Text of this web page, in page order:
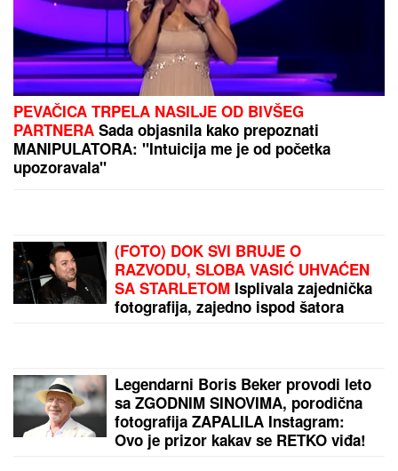
KOLAČ SA BOROVNICAMA:Mekan, sočan i mirisan
desert
"UZNEMIREN SAM, BRAT MI JE OKRUŽEN
POŽARIMA"Darko Tanasijević očajan zbog loše
situacije u Deliblatskoj peščari: "SVI SU
EVAKUISANI", otkrio koje informacije ima